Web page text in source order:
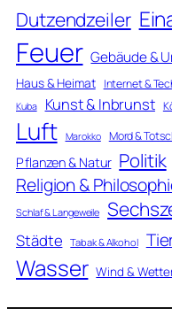
Dutzendzeiler
Feuer Gebäude &
Haus & Heimat Internet &
Kuba Kunst & Inbrunst
Luft Marokko Mord &
Pflanzen & Natur Politik
Religion &
Schlaf & Langeweile
Städte Tabak & Alkohol
Wasser Wind &